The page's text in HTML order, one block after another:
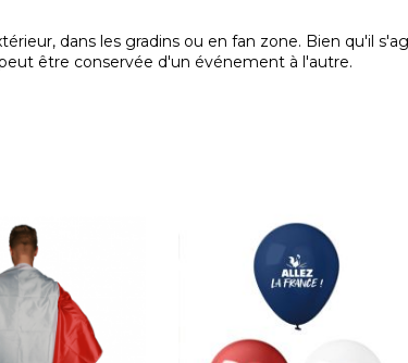
dans les gradins ou en fan zone. Bien qu'il
être conservée d'un événement à l'autre.